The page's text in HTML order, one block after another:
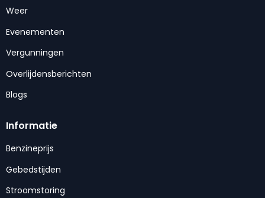
Weer
Evenementen
Vergunningen
Overlijdensberichten
Blogs
Informatie
Benzineprijs
Gebedstijden
Stroomstoring